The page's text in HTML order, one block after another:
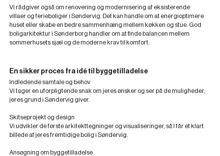
Vi rådgiver også om renovering og modernisering af eksisterende
villaer og ferieboliger i Søndervig. Det kan handle om at energioptimere
huset eller skabe en bedre sammenhæng mellem køkken og stue. God
boligarkitektur i Sønderborg handler om at finde balancen mellem
sommerhusets sjæl og de moderne krav til komfort.
En sikker proces fra idé til byggetilladelse
Indledende samtale og behov
Vi tager en uforpligtende snak om jeres ønsker og ser på de muligheder,
jeres grund i Søndervig giver.
Skitseprojekt og design
Vi udvikler de første arkitekttegninger og visualiseringer, så I får et klart
billede af jeres fremtidige bolig i Søndervig.
Ansøgning om byggetilladelse